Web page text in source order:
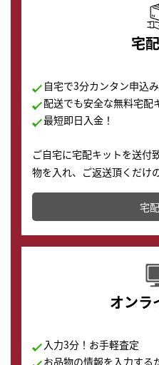
宅
自宅で3分カンタン申込み
配送でも安全な無料宅配
最短即日入金！
ご自宅に宅配キットを送付
物を入れ、ご返送頂くだけ
テムです。
配送でも簡単&安全に査定
す。
宅
オンラ
入力3分！お手軽査定
お品物の情報を入力する